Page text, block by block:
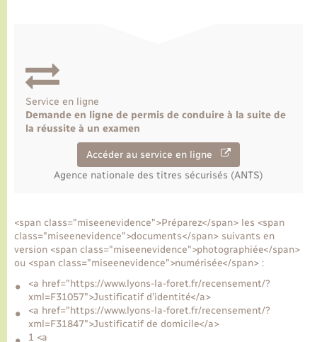
Service en ligne
Demande en ligne de permis de conduire à la suite de
la réussite à un examen
Accéder au service en ligne
Agence nationale des titres sécurisés (ANTS)
<span class="miseenevidence">Préparez</span> les <span
class="miseenevidence">documents</span> suivants en
version <span class="miseenevidence">photographiée</span>
ou <span class="miseenevidence">numérisée</span> :
<a href="https://www.lyons-la-foret.fr/recensement/?
xml=F31057">Justificatif d'identité</a>
<a href="https://www.lyons-la-foret.fr/recensement/?
xml=F31847">Justificatif de domicile</a>
1 <a